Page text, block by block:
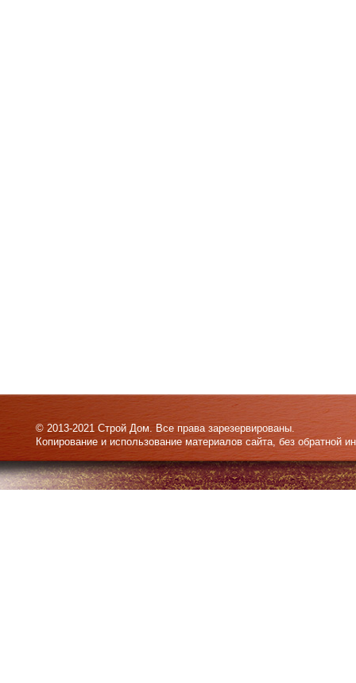
© 2013-2021 Строй Дом. Все права зарезервированы.
Копирование и использование материалов сайта, без обратной